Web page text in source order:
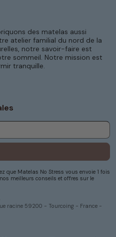
racine 59200 - Tourcoing - France -
des matelas aussi
atelier familial du nord de la
notre savoir-faire est
sommeil. Notre mission est
tranquille.
que Matelas No Stress vous envoie 1 fois
meilleurs conseils et offres sur le